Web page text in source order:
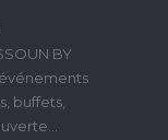
BY
buffets,